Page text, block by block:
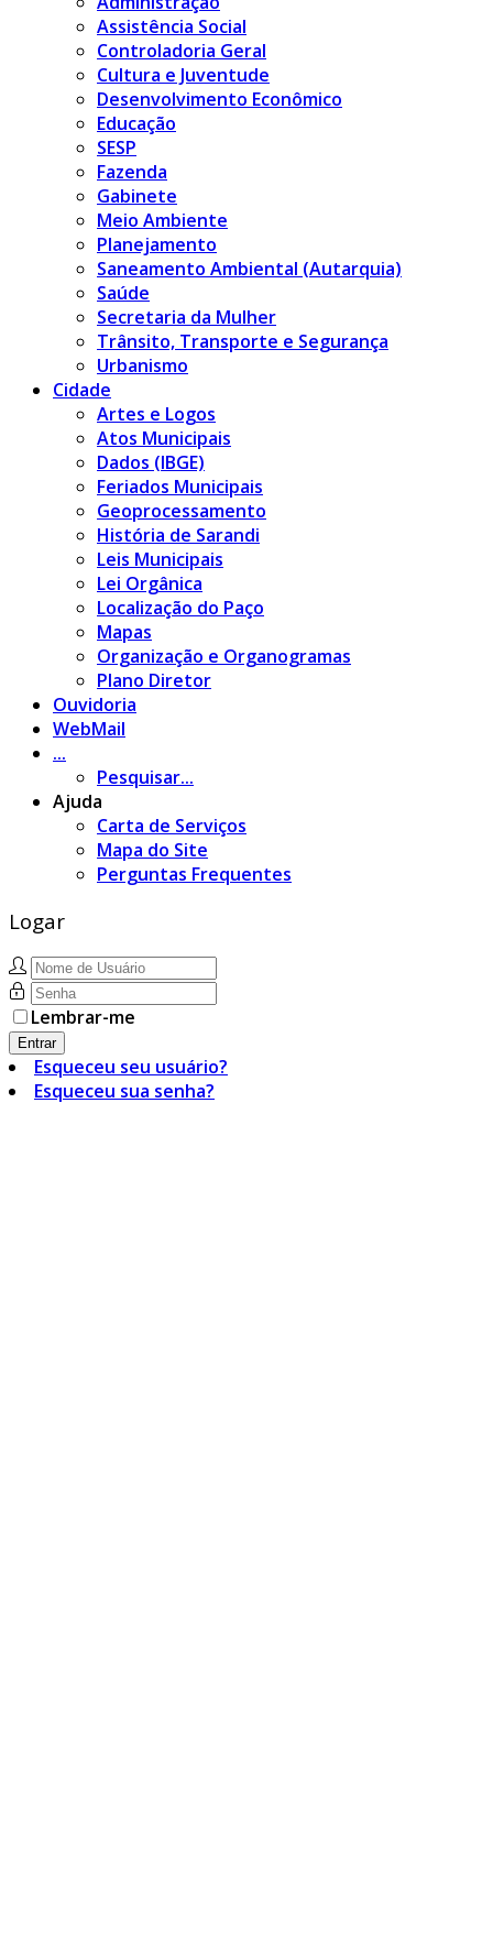
Assistência Social
Controladoria Geral
Cultura e Juventude
Desenvolvimento Econômico
Educação
SESP
Fazenda
Gabinete
Meio Ambiente
Planejamento
Saneamento Ambiental (Autarquia)
Saúde
Secretaria da Mulher
Trânsito, Transporte e Segurança
Urbanismo
Cidade
Artes e Logos
Atos Municipais
Dados (IBGE)
Feriados Municipais
Geoprocessamento
História de Sarandi
Leis Municipais
Lei Orgânica
Localização do Paço
Mapas
Organização e Organogramas
Plano Diretor
Ouvidoria
WebMail
...
Pesquisar...
Ajuda
Carta de Serviços
Mapa do Site
Perguntas Frequentes
Logar
Lembrar-me
Entrar
Esqueceu seu usuário?
Esqueceu sua senha?